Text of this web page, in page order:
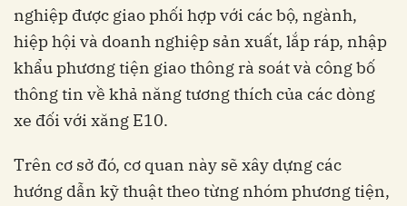
nghiệp được giao phối hợp với các bộ, ngành,
hiệp hội và doanh nghiệp sản xuất, lắp ráp, nhập
khẩu phương tiện giao thông rà soát và công bố
thông tin về khả năng tương thích của các dòng
xe đối với xăng E10.
Trên cơ sở đó, cơ quan này sẽ xây dựng các
hướng dẫn kỹ thuật theo từng nhóm phương tiện,